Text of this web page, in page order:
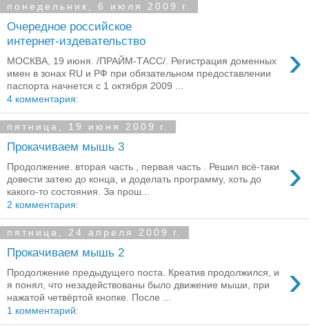
понедельник, 6 июля 2009 г.
Очередное российское
интернет-издевательство
›
МОСКВА, 19 июня. /ПРАЙМ-ТАСС/. Регистрация доменных
имен в зонах RU и РФ при обязательном предоставлении
паспорта начнется с 1 октября 2009 ...
4 комментария:
пятница, 19 июня 2009 г.
Прокачиваем мышь 3
›
Продолжение. вторая часть , первая часть . Решил всё-таки
довести затею до конца, и доделать программу, хоть до
какого-то состояния. За прош...
2 комментария:
пятница, 24 апреля 2009 г.
Прокачиваем мышь 2
›
Продолжение предыдущего поста. Креатив продолжился, и
я понял, что незадействованы было движение мыши, при
нажатой четвёртой кнопке. После ...
1 комментарий: